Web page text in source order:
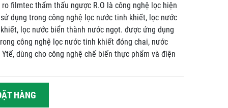
filmtec thẩm thấu ngược R.O là công nghệ lọc hiện
dụng trong công nghệ lọc nước tinh khiết, lọc nước
lọc nước biển thành nước ngọt. được ứng dụng
công nghệ lọc nước tinh khiết đóng chai, nước
dùng cho công nghệ chế biến thực phẩm và điện
HÀNG